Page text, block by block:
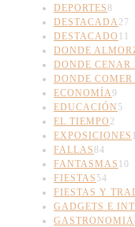
DEPORTES8
DESTACADA27
DESTACADO 11
DONDE
DONDE CENAR
DONDE
ECONOMÍA9
EDUCACIÓN 5
EL TIEMPO 2
EXPOSICIONES 1
FALLAS84
FANTASMAS 10
FIESTAS 54
FIESTAS Y
GADGETS E
GASTRONOMIA